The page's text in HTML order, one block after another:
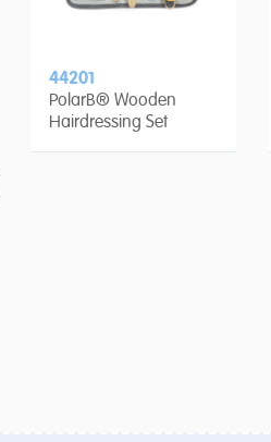
44201
PolarB® Wooden
Hairdressing Set